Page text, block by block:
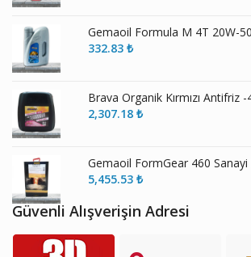
332.83 ₺
Brava Organik Kırmızı Antifriz -
2,307.18 ₺
Gemaoil FormGear 460 Sanayi
5,455.53 ₺
Güvenli Alışverişin Adresi